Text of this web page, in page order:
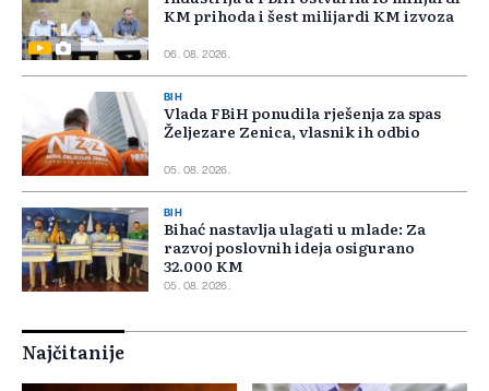
KM prihoda i šest milijardi KM izvoza
06. 08. 2026.
BIH
Vlada FBiH ponudila rješenja za spas
Željezare Zenica, vlasnik ih odbio
05. 08. 2026.
BIH
Bihać nastavlja ulagati u mlade: Za
razvoj poslovnih ideja osigurano
32.000 KM
05. 08. 2026.
Najčitanije